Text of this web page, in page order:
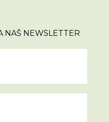
NAŠ NEWSLETTER